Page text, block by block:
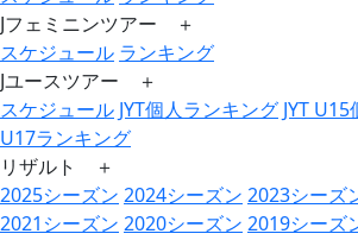
Jフェミニンツアー ＋
スケジュール ランキング
Jユースツアー ＋
スケジュール JYT個人ランキング JYT
U17ランキング
リザルト ＋
2025シーズン 2024シーズン 2023シーズ
2021シーズン 2020シーズン 2019シーズ